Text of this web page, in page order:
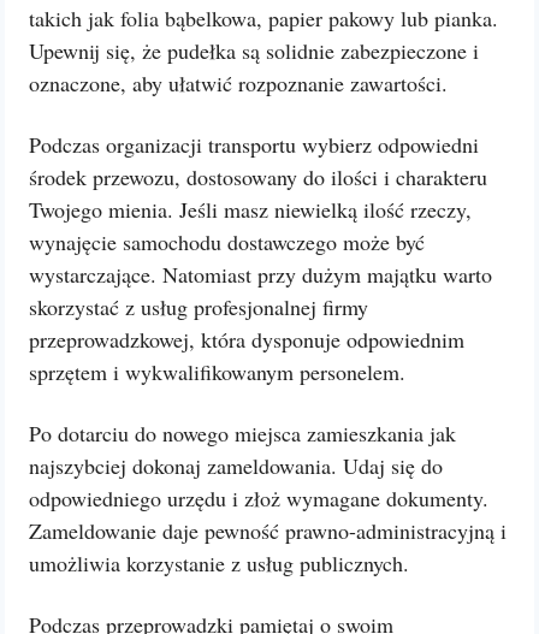
takich jak folia bąbelkowa, papier pakowy lub pianka.
Upewnij się, że pudełka są solidnie zabezpieczone i
oznaczone, aby ułatwić rozpoznanie zawartości.
Podczas organizacji transportu wybierz odpowiedni
środek przewozu, dostosowany do ilości i charakteru
Twojego mienia. Jeśli masz niewielką ilość rzeczy,
wynajęcie samochodu dostawczego może być
wystarczające. Natomiast przy dużym majątku warto
skorzystać z usług profesjonalnej firmy
przeprowadzkowej, która dysponuje odpowiednim
sprzętem i wykwalifikowanym personelem.
Po dotarciu do nowego miejsca zamieszkania jak
najszybciej dokonaj zameldowania. Udaj się do
odpowiedniego urzędu i złoż wymagane dokumenty.
Zameldowanie daje pewność prawno-administracyjną i
umożliwia korzystanie z usług publicznych.
Podczas przeprowadzki pamiętaj o swoim